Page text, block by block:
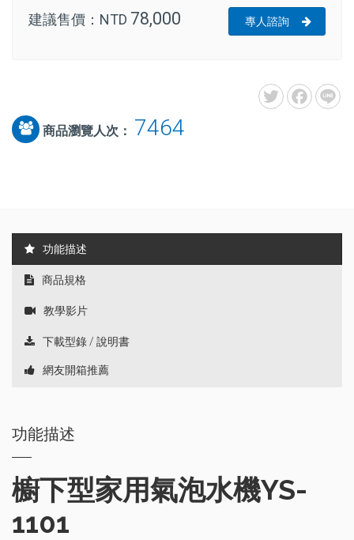
建議售價： NTD 78,000 專人諮詢
商品瀏覽人次： 7464
功能描述
商品規格
教學影片
下載型錄 / 說明書
網友開箱推薦
功能描述
櫥下型家用氣泡水機YS-
1101